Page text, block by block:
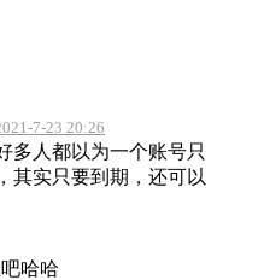
7-23 20:26
多人都以为一个账号只
其实只要到期，还可以
哈哈